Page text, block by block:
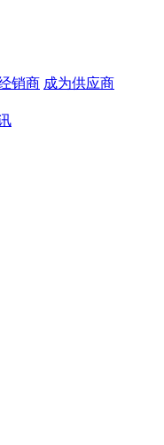
销商 成为供应商